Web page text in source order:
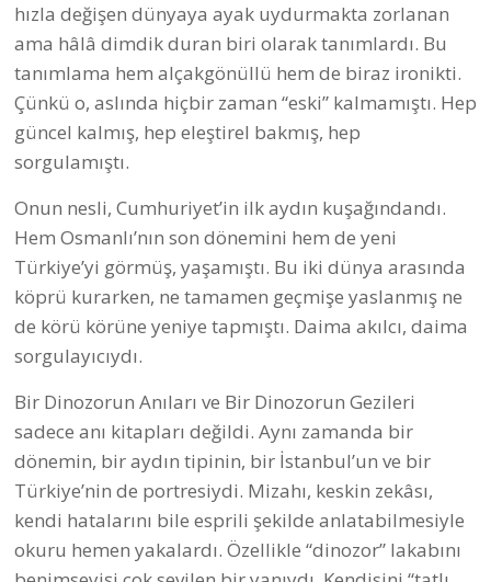
hızla değişen dünyaya ayak uydurmakta zorlanan
ama hâlâ dimdik duran biri olarak tanımlardı. Bu
tanımlama hem alçakgönüllü hem de biraz ironikti.
Çünkü o, aslında hiçbir zaman “eski” kalmamıştı. Hep
güncel kalmış, hep eleştirel bakmış, hep
sorgulamıştı.
Onun nesli, Cumhuriyet’in ilk aydın kuşağındandı.
Hem Osmanlı’nın son dönemini hem de yeni
Türkiye’yi görmüş, yaşamıştı. Bu iki dünya arasında
köprü kurarken, ne tamamen geçmişe yaslanmış ne
de körü körüne yeniye tapmıştı. Daima akılcı, daima
sorgulayıcıydı.
Bir Dinozorun Anıları ve Bir Dinozorun Gezileri
sadece anı kitapları değildi. Aynı zamanda bir
dönemin, bir aydın tipinin, bir İstanbul’un ve bir
Türkiye’nin de portresiydi. Mizahı, keskin zekâsı,
kendi hatalarını bile esprili şekilde anlatabilmesiyle
okuru hemen yakalardı. Özellikle “dinozor” lakabını